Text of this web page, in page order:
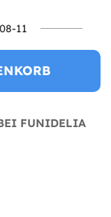
11
FUNIDELIA